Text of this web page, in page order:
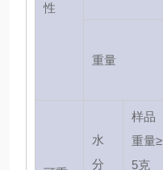
性
重量
水
分
样品
重量≥
5克